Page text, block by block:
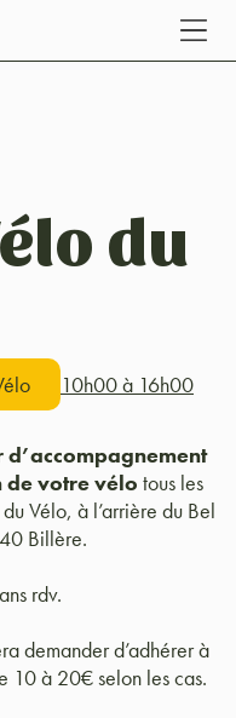
du
10h00 à 16h00
d’accompagnement
de votre vélo tous les
Vélo, à l’arrière du Bel
Billère.
rdv.
demander d’adhérer à
10 à 20€ selon les cas.